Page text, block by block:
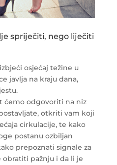
spriječiti, nego liječiti
osjećaj težine u
javlja na kraju dana,
ćemo odgovoriti na niz
otkriti vam koji
cirkulacije, te kako
postanu ozbiljan
prepoznati signale za
pažnju i da li je